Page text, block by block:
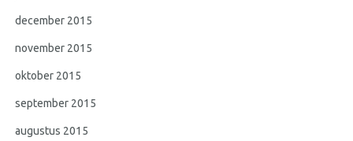
december 2015
november 2015
oktober 2015
september 2015
augustus 2015